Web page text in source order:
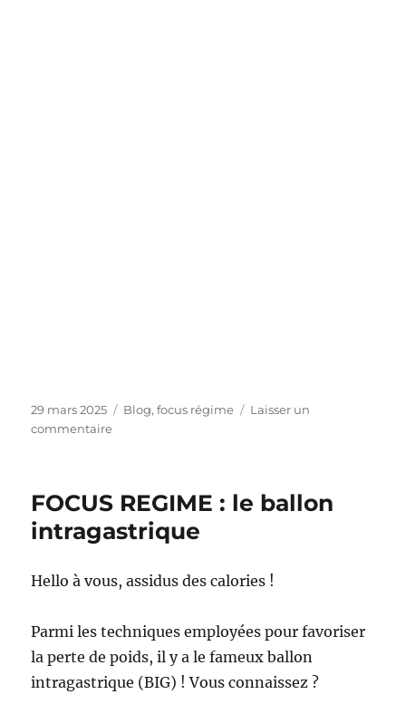
Publié
le
29 mars 2025 Catégories
Blog,focus régime
Laisser un
commentairesur
les
fameuses
injections
FOCUS REGIME : le ballon
intragastrique
Hello à vous, assidus des calories !
Parmi les techniques employées pour favoriser
la perte de poids, il y a le fameux ballon
intragastrique (BIG) ! Vous connaissez ?